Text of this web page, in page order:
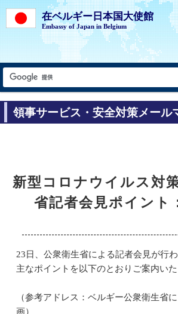
在ベルギー日本国大使館
Embassy of Japan in Belgium
領事サービス・安全対策メール
新型コロナウイルス対
省記者会見ポイント
23日、公衆衛生省による記者会見が行わ
主なポイントを以下のとおりご案内いた
（参考アドレス：ベルギー公衆衛生省
画）